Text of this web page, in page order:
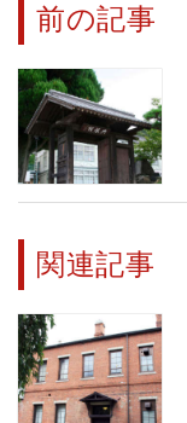
前の記事
関連記事